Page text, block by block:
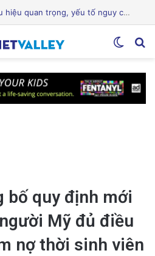
Hành Trình Trở Về: Thi Thể ‘Giày Xanh’ Sau 30 Năm Trên Đỉnh Everest
bố quy định mới
Mỹ đủ điều
nợ thời sinh viên